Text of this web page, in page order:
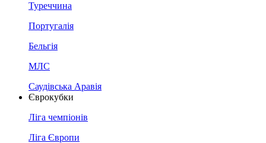
Туреччина
Португалія
Бельгія
МЛС
Саудівська Аравія
Єврокубки
Ліга чемпіонів
Ліга Європи